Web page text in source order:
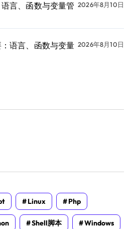
言、函数与变量管 2026年8月10日
语言、函数与变量 2026年8月10日
Linux Php
Shell脚本 Windows